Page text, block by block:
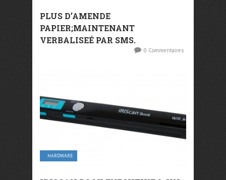
PLUS D’AMENDE
PAPIER;MAINTENANT
VERBALISEÉ PAR SMS.
0 Commentaires
HARDWARE